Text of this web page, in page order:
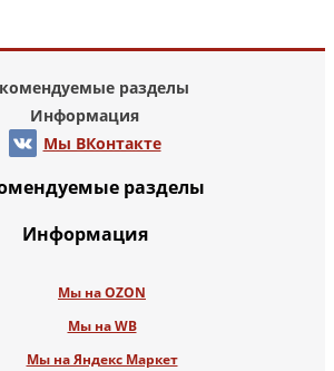
разделы
Информация
Мы ВКонтакте
разделы
Информация
Мы на OZON
Мы на WB
Мы на Яндекс Маркет